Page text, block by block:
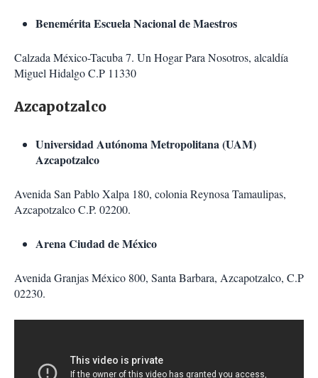
Benemérita Escuela Nacional de Maestros
Calzada México-Tacuba 7. Un Hogar Para Nosotros, alcaldía
Miguel Hidalgo C.P 11330
Azcapotzalco
Universidad Autónoma Metropolitana (UAM)
Azcapotzalco
Avenida San Pablo Xalpa 180, colonia Reynosa Tamaulipas,
Azcapotzalco C.P. 02200.
Arena Ciudad de México
Avenida Granjas México 800, Santa Barbara, Azcapotzalco, C.P
02230.